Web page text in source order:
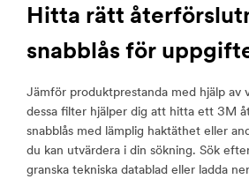
Hitta rätt
snabblås för
Jämför produktprestanda med hjälp av
dessa filter hjälper dig att hitta ett 3M
snabblås med lämplig haktäthet eller
du kan utvärdera i din sökning. Sök
granska tekniska datablad eller ladda